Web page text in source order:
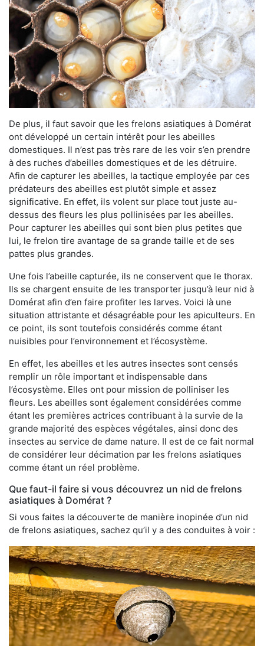
De plus, il faut savoir que les frelons asiatiques à Domérat
ont développé un certain intérêt pour les abeilles
domestiques. Il n’est pas très rare de les voir s’en prendre
à des ruches d’abeilles domestiques et de les détruire.
Afin de capturer les abeilles, la tactique employée par ces
prédateurs des abeilles est plutôt simple et assez
significative. En effet, ils volent sur place tout juste au-
dessus des fleurs les plus pollinisées par les abeilles.
Pour capturer les abeilles qui sont bien plus petites que
lui, le frelon tire avantage de sa grande taille et de ses
pattes plus grandes.
Une fois l’abeille capturée, ils ne conservent que le thorax.
Ils se chargent ensuite de les transporter jusqu’à leur nid à
Domérat afin d’en faire profiter les larves. Voici là une
situation attristante et désagréable pour les apiculteurs. En
ce point, ils sont toutefois considérés comme étant
nuisibles pour l’environnement et l’écosystème.
En effet, les abeilles et les autres insectes sont censés
remplir un rôle important et indispensable dans
l’écosystème. Elles ont pour mission de polliniser les
fleurs. Les abeilles sont également considérées comme
étant les premières actrices contribuant à la survie de la
grande majorité des espèces végétales, ainsi donc des
insectes au service de dame nature. Il est de ce fait normal
de considérer leur décimation par les frelons asiatiques
comme étant un réel problème.
Que faut-il faire si vous découvrez un nid de frelons
asiatiques à Domérat ?
Si vous faites la découverte de manière inopinée d’un nid
de frelons asiatiques, sachez qu’il y a des conduites à voir :